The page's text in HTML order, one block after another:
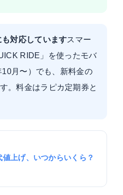
対応していますスマー
RIDE」を使ったモバ
月〜）でも、新料金の
。料金はラピカ定期券と
値上げ、いつからいくら？